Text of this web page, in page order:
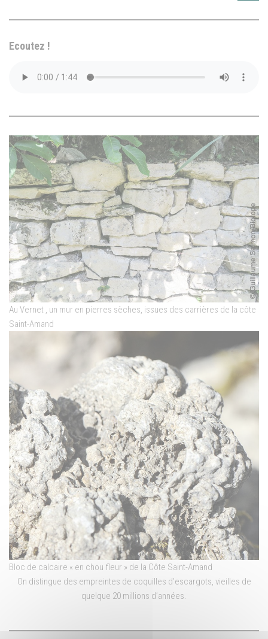
Ecoutez !
Au Vernet , un mur en pierres sèches, issues des carrières de la côte
Saint-Amand
Bloc de calcaire « en chou fleur » de la Côte Saint-Amand
On distingue des empreintes de coquilles d’escargots, vieilles de
quelque 20 millions d’années.